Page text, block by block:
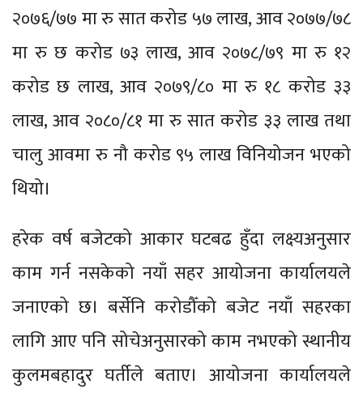
२०७६/७७ मा रु सात करोड ५७ लाख, आव २०७७/७८
मा रु छ करोड ७३ लाख, आव २०७८/७९ मा रु १२
करोड छ लाख, आव २०७९/८० मा रु १८ करोड ३३
लाख, आव २०८०/८१ मा रु सात करोड ३३ लाख तथा
चालु आवमा रु नौ करोड ९५ लाख विनियोजन भएको
थियो।
हरेक वर्ष बजेटको आकार घटबढ हुँदा लक्ष्यअनुसार
काम गर्न नसकेको नयाँ सहर आयोजना कार्यालयले
जनाएको छ। बर्सेनि करोडौँको बजेट नयाँ सहरका
लागि आए पनि सोचेअनुसारको काम नभएको स्थानीय
कुलमबहादुर घर्तीले बताए। आयोजना कार्यालयले